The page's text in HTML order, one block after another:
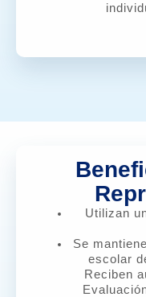
Utilizan
Se
escolar
Reciben